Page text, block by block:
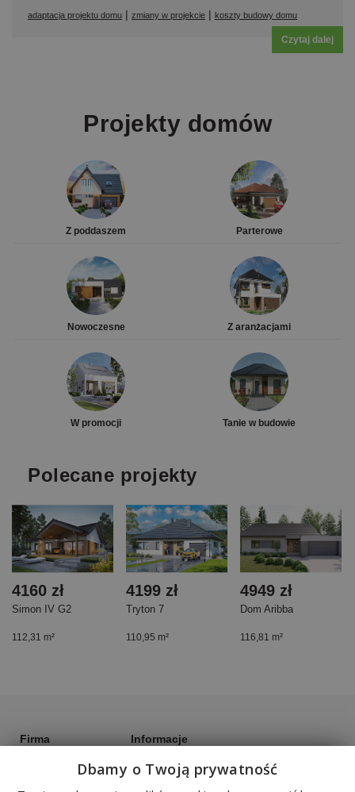
adaptacja projektu domu | zmiany w projekcie | koszty budowy domu
Czytaj dalej
Projekty domów
Z poddaszem Parterowe
Nowoczesne Z aranżacjami
W promocji Tanie w budowie
Polecane projekty
Simon IV G2
112,31 m²
4160 zł
Tryton 7
110,95 m²
4199 zł
Dom Aribba
116,81 m²
4949 zł
Firma
Informacje
Polityka cookies
Dbamy o Twoją prywatność